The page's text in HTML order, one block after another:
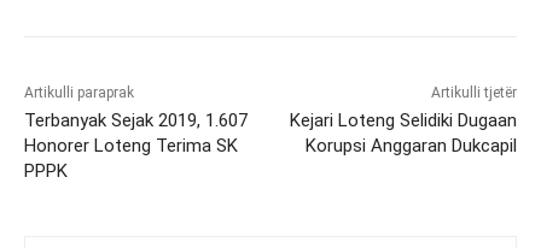
Artikulli paraprak
Terbanyak Sejak 2019, 1.607
Honorer Loteng Terima SK
PPPK
Artikulli tjetër
Kejari Loteng Selidiki Dugaan
Korupsi Anggaran Dukcapil